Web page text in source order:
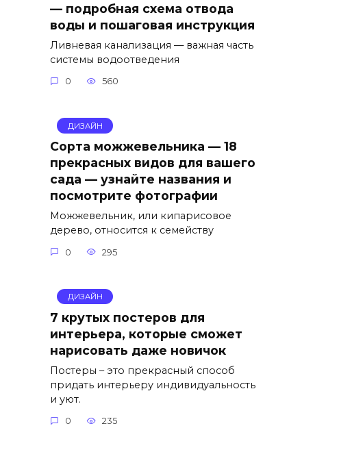
— подробная схема отвода
воды и пошаговая инструкция
Ливневая канализация — важная часть
системы водоотведения
0 560
ДИЗАЙН
Сорта можжевельника — 18
прекрасных видов для вашего
сада — узнайте названия и
посмотрите фотографии
Можжевельник, или кипарисовое
дерево, относится к семейству
0 295
ДИЗАЙН
7 крутых постеров для
интерьера, которые сможет
нарисовать даже новичок
Постеры – это прекрасный способ
придать интерьеру индивидуальность
и уют.
0 235